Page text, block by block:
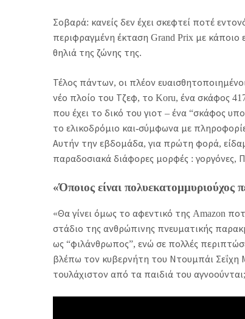
Σοβαρά: κανείς δεν έχει σκεφτεί ποτέ
περιφραγμένη έκταση Grand Prix με κάποιο
θηλιά της ζώνης της.
Τέλος πάντων, οι πλέον
νέο πλοίο του Τζεφ, το Koru, ένα σκάφος
που έχει το δικό του γιοτ – ένα “σκάφος
το ελικοδρόμιο και-σύμφωνα με
Αυτήν την εβδομάδα, για πρώτη φορά,
παραδοσιακά διάφορες μορφές : γοργόνες,
«Όποιος είναι
«Θα γίνει όμως το αφεντικό της Amazon
στάδιο της ανθρώπινης πνευματικής
ως “φιλάνθρωπος”, ενώ σε πολλές
βλέπω τον κυβερνήτη του Ντουμπάι Σεΐχη
τουλάχιστον από τα παιδιά του